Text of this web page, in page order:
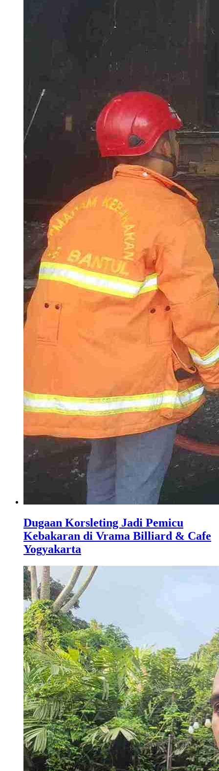
Dugaan Korsleting Jadi Pemicu
Kebakaran di Vrama Billiard & Cafe
Yogyakarta